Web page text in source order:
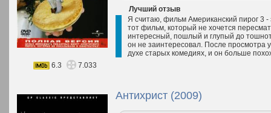
Лучший отзыв
Я считаю, фильм Американский пирог 3 -
тот фильм, который не хочется
интересный, пошлый и глупый до
он не заинтересовал. После просмотра
духе старых комедиях, и он больше
6.3
7.033
Антихрист (2009)